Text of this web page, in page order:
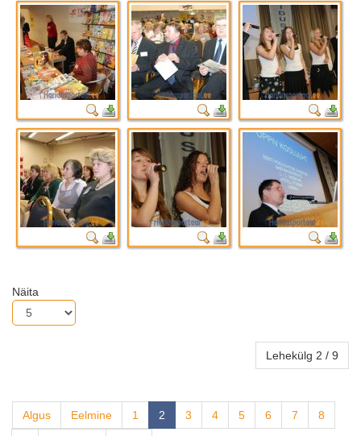
Näita
Lehekülg 2 / 9
Algus Eelmine 1 2 3 4 5 6 7 8